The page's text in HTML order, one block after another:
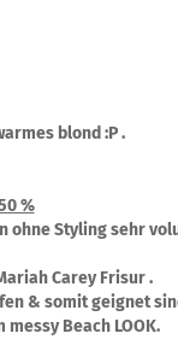
blond :P .
%
ohne Styling sehr
Carey Frisur .
& somit geignet
Beach LOOK.